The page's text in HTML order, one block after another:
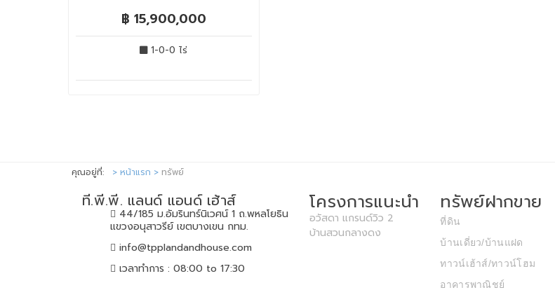
฿ 15,900,000
1-0-0 ไร่
คุณอยู่ที่: หน้าแรก ทรัพย์
ที.พี.พี. แลนด์ แอนด์ เฮ้าส์
44/185 ม.อัมรินทร์นิเวศน์ 1 ถ.พหลโยธิน
แขวงอนุสาวรีย์ เขตบางเขน กทม.
info@tpplandandhouse.com
เวลาทำการ : 08:00 to 17:30
โครงการแนะนำ
อวัสดา แกรนด์วิว 2
บ้านสวนกลางดง
ทรัพย์ฝากขาย
ที่ดิน
บ้านเดี่ยว/บ้านแฝด
ทาวน์เฮ้าส์/ทาวน์โฮม
อาคารพาณิชย์